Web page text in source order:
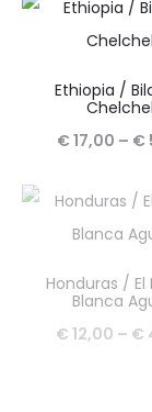
Ethiopia /
€ 17,00 – €
Honduras / El
Blanca
€ 12,00 – €